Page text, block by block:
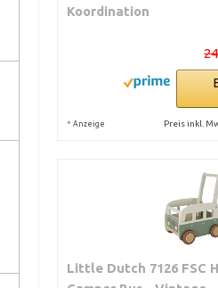
Koordination
* Anzeige Preis inkl.
Little Dutch 7126 FSC